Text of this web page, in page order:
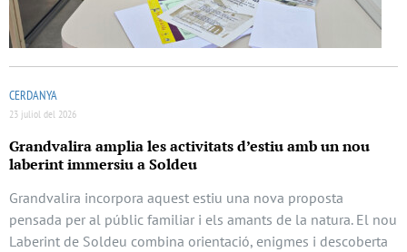
CERDANYA
23 juliol del 2026
Grandvalira amplia les activitats d’estiu amb un nou
laberint immersiu a Soldeu
Grandvalira incorpora aquest estiu una nova proposta
pensada per al públic familiar i els amants de la natura. El nou
Laberint de Soldeu combina orientació, enigmes i descoberta